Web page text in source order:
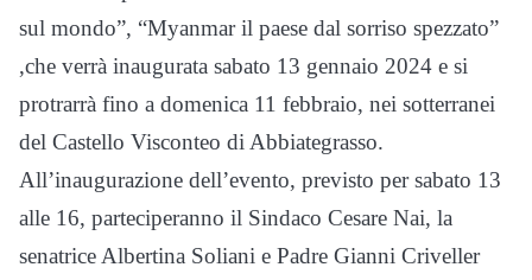
sul mondo”, “Myanmar il paese dal sorriso spezzato”
,che verrà inaugurata sabato 13 gennaio 2024 e si
protrarrà fino a domenica 11 febbraio, nei sotterranei
del Castello Visconteo di Abbiategrasso.
All’inaugurazione dell’evento, previsto per sabato 13
alle 16, parteciperanno il Sindaco Cesare Nai, la
senatrice Albertina Soliani e Padre Gianni Criveller